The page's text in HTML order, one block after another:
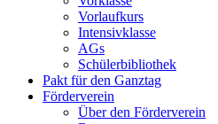
Vorlaufkurs
Intensivklasse
AGs
Schülerbibliothek
Pakt für den Ganztag
Förderverein
Über den Förderverein